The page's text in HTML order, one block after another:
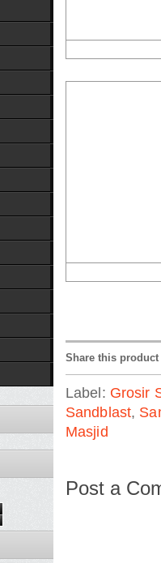
Share this product
Label: Grosir
Sandblast,
Masjid
Post a